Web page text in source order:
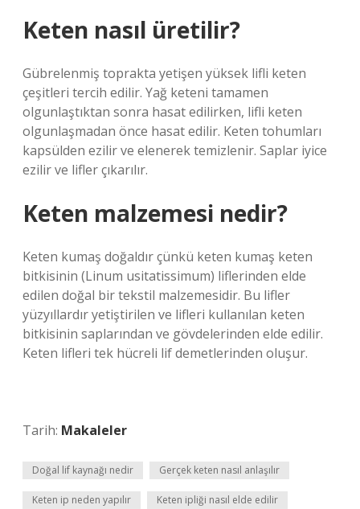
Keten nasıl üretilir?
Gübrelenmiş toprakta yetişen yüksek lifli keten
çeşitleri tercih edilir. Yağ keteni tamamen
olgunlaştıktan sonra hasat edilirken, lifli keten
olgunlaşmadan önce hasat edilir. Keten tohumları
kapsülden ezilir ve elenerek temizlenir. Saplar iyice
ezilir ve lifler çıkarılır.
Keten malzemesi nedir?
Keten kumaş doğaldır çünkü keten kumaş keten
bitkisinin (Linum usitatissimum) liflerinden elde
edilen doğal bir tekstil malzemesidir. Bu lifler
yüzyıllardır yetiştirilen ve lifleri kullanılan keten
bitkisinin saplarından ve gövdelerinden elde edilir.
Keten lifleri tek hücreli lif demetlerinden oluşur.
Tarih: Makaleler
Doğal lif kaynağı nedir Gerçek keten nasıl anlaşılır
Keten ip neden yapılır Keten ipliği nasıl elde edilir